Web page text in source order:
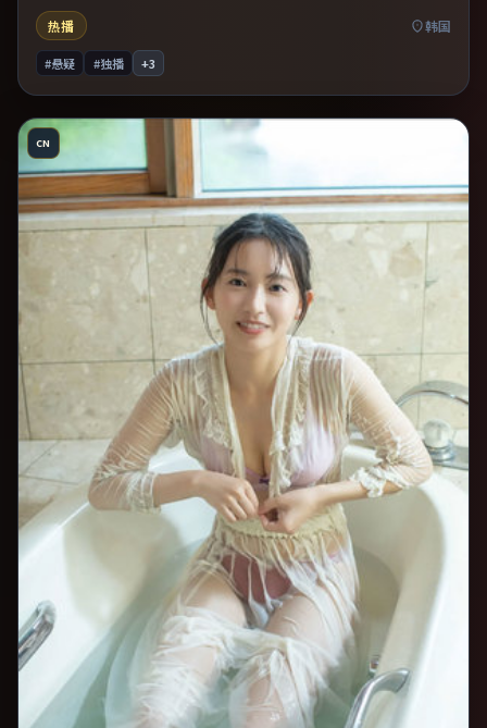
热播
韩国
#悬疑 #独播 +3
CN